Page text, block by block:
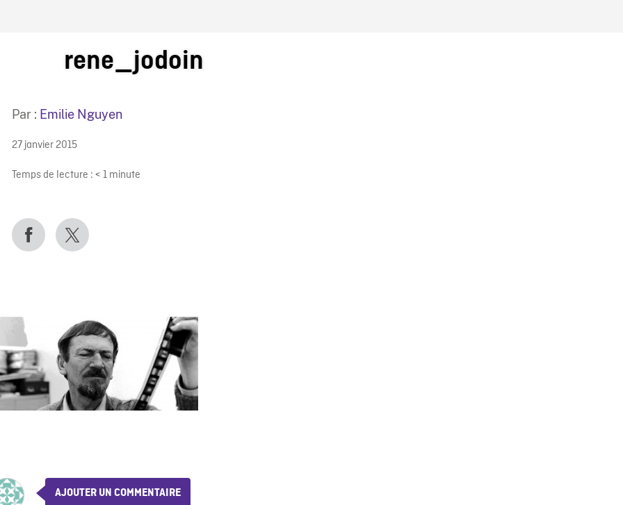
ONF
rene_jodoin
Par : Emilie Nguyen
27 janvier 2015
Temps de lecture : < 1 minute
AJOUTER UN COMMENTAIRE